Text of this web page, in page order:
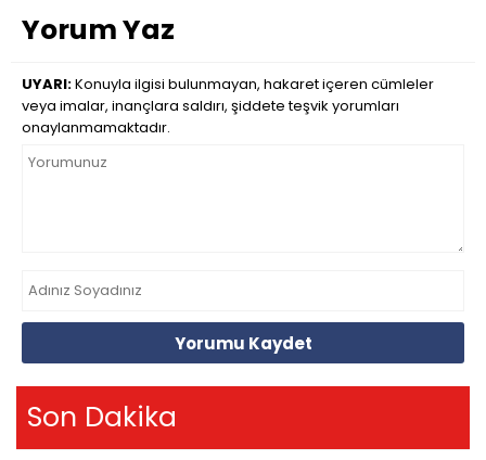
Yorum Yaz
UYARI:Konuyla ilgisi bulunmayan, hakaret içeren cümleler
veya imalar, inançlara saldırı, şiddete teşvik yorumları
onaylanmamaktadır.
Yorumu Kaydet
Son Dakika